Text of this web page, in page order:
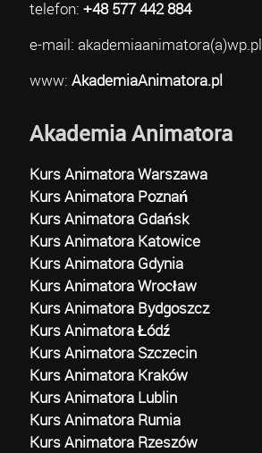
telefon: +48 577 442 884
e-mail: akademiaanimatora(a)wp.pl
www: AkademiaAnimatora.pl
Akademia Animatora
Kurs Animatora Warszawa
Kurs Animatora Poznań
Kurs Animatora Gdańsk
Kurs Animatora Katowice
Kurs Animatora Gdynia
Kurs Animatora Wrocław
Kurs Animatora Bydgoszcz
Kurs Animatora Łódź
Kurs Animatora Szczecin
Kurs Animatora Kraków
Kurs Animatora Lublin
Kurs Animatora Rumia
Kurs Animatora Rzeszów